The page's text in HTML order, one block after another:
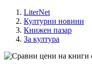
LiterNet
Културни новини
Книжен пазар
За култура